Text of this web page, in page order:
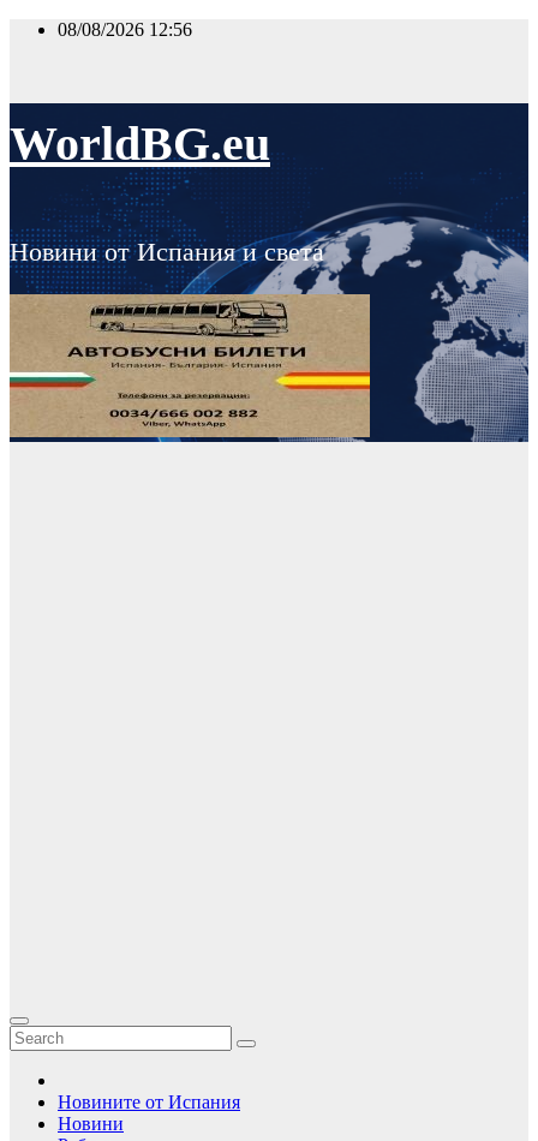
Skip
08/08/2026 12:56
WorldBG.eu
Новини от Испания и света
Новините от Испания
Новини